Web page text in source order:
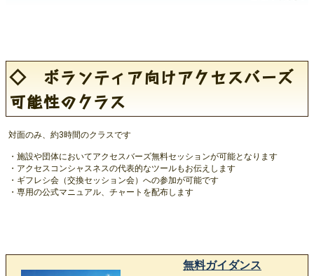
◇ ボランティア向けアクセスバーズ
可能性のクラス
対面のみ、約3時間のクラスです
・施設や団体においてアクセスバーズ無料セッションが可能となります
・アクセスコンシャスネスの代表的なツールもお伝えします
・ギフレシ会（交換セッション会）への参加が可能です
・専用の公式マニュアル、チャートを配布します
無料ガイダンス